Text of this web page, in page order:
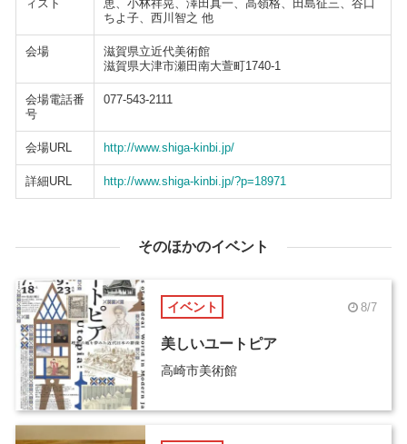
ィスト
恵、小林祥晃、澤田真一、高嶺格、田島征三、谷口
ちよ子、西川智之 他
会場
滋賀県立近代美術館
滋賀県大津市瀬田南大萱町1740-1
会場電話番
号
077-543-2111
会場URL http://www.shiga-kinbi.jp/
詳細URL http://www.shiga-kinbi.jp/?p=18971
そのほかのイベント
イベント 8/7
美しいユートピア
高崎市美術館